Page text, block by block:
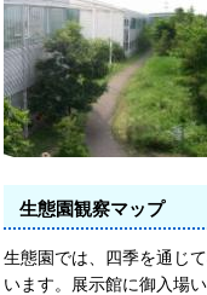
生態園観察マップ
生態園では、四季を通じ
います。展示館に御入場